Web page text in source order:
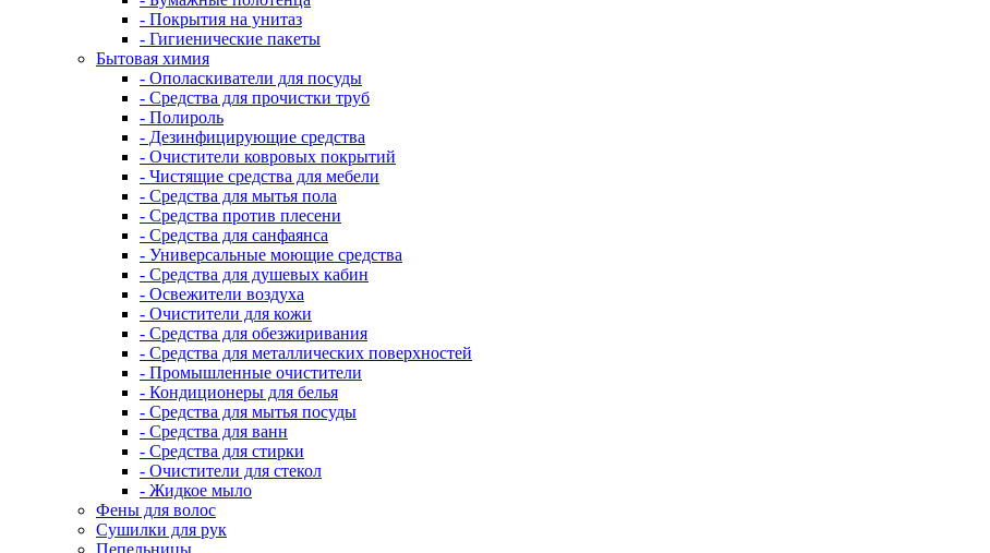
- Покрытия на унитаз
- Гигиенические пакеты
Бытовая химия
- Ополаскиватели для посуды
- Средства для прочистки труб
- Полироль
- Дезинфицирующие средства
- Очистители ковровых покрытий
- Чистящие средства для мебели
- Средства для мытья пола
- Средства против плесени
- Средства для санфаянса
- Универсальные моющие средства
- Средства для душевых кабин
- Освежители воздуха
- Очистители для кожи
- Средства для обезжиривания
- Средства для металлических поверхностей
- Промышленные очистители
- Кондиционеры для белья
- Средства для мытья посуды
- Средства для ванн
- Средства для стирки
- Очистители для стекол
- Жидкое мыло
Фены для волос
Сушилки для рук
Пепельницы